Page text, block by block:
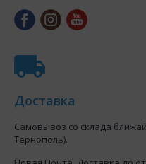
Доставка
Самовывоз со склада
Тернополь).